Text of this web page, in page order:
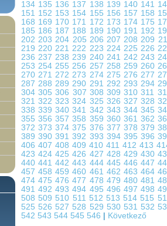
134 135 136 137 138 139 140 141
151 152 153 154 155 156 157 158
168 169 170 171 172 173 174 175
185 186 187 188 189 190 191 192
202203204 205 206 207208209
219220221222 223 224 225 226
236237238239 240 241 242 243
253254255256 257 258 259 260
270271272273 274 275 276 277
287288289290 291 292 293 294
304305306 307 308 309310311
321322323324 325 326 327 328
338339340341 342 343 344 345
355356357358 359 360 361 362
372373374375 376 377 378 379
389390391392 393 394 395 396
406 407 408 409 410 411 412 413
423424425426 427 428 429 430
440441442443 444 445 446 447
457458459460 461 462 463 464
474475476477 478 479 480 481
491492493494 495 496 497 498
508 509 510 511 512 513 514 515
525 526 527 528 529 530 531 532
542 543 544 545 546 Következő